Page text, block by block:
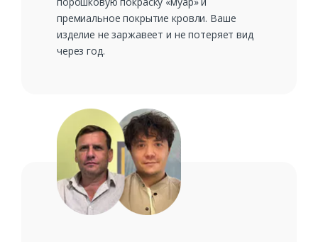
премиальное покрытие кровли. Ваше
изделие не заржавеет и не потеряет вид
через год.